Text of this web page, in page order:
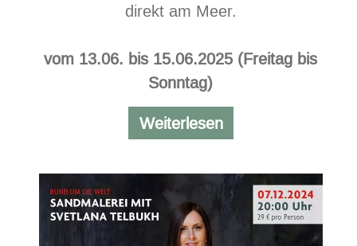
direkt am Meer.
vom 13.06. bis 15.06.2025 (Freitag bis
Sonntag)
Weiterlesen
am